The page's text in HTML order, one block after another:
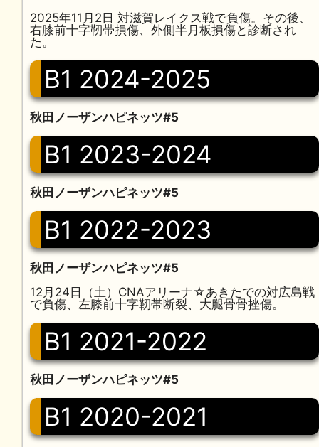
2025年11月2日 対滋賀レイクス戦で負傷。その後、
右膝前十字靭帯損傷、外側半月板損傷と診断され
た。
B1 2024-2025
秋田ノーザンハピネッツ#5
B1 2023-2024
秋田ノーザンハピネッツ#5
B1 2022-2023
秋田ノーザンハピネッツ#5
12月24日（土）CNAアリーナ☆あきたでの対広島戦
で負傷、左膝前十字靭帯断裂、大腿骨骨挫傷。
B1 2021-2022
秋田ノーザンハピネッツ#5
B1 2020-2021